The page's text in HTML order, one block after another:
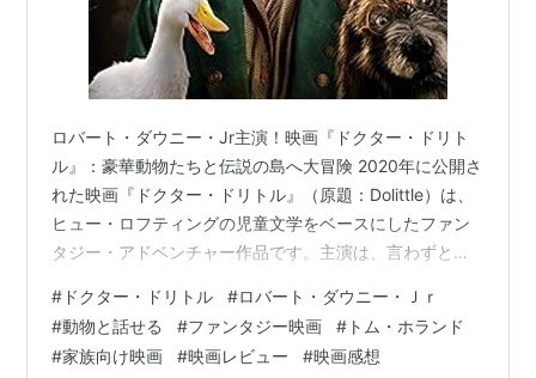
ロバート・ダウニー・Jr主演！映画『ドクター・ドリト
ル』：豪華動物たちと伝説の島へ大冒険 2020年に公開さ
れた映画『ドクター・ドリトル』（原題：Dolittle）は、
ヒュー・ロフティングの児童文学をベースにしたファン
タジー・アドベンチャー作品です。主演は、言わずと知
る妻を失った悲しみから世間を遠ざけ、動物たちと共に
隠遁生活を送る風変わりな天才医師ドリトル先生を演じ
ています。物語は、若き**ヴィクトリア女王**が重い病
# ドクター・ドリトル #ロバート・ダウニー・Ｊｒ
#動物と話せる #ファンタジー映画 # トム・ホランド
#家族向け映画 #映画レビュー #映画感想